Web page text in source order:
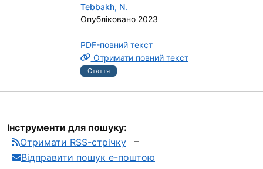
Tebbakh, N.
Опубліковано 2023
PDF-повний текст
Отримати повний текст
Стаття
Інструменти для пошуку:
Отримати RSS-стрічку
Відправити пошук е-поштою